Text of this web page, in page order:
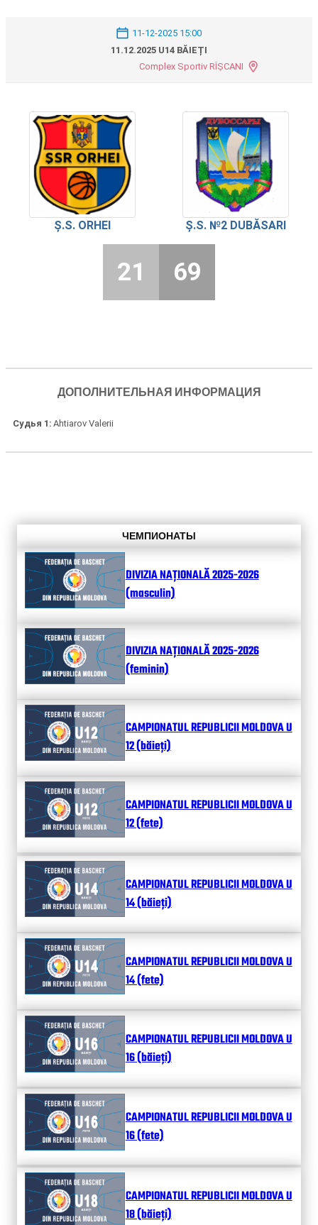
11-12-2025 15:00
11.12.2025 U14 BĂIEȚI
Complex Sportiv RÎȘCANI
Ș.S. ORHEI Ș.S. №2 DUBĂSARI
21 69
ДОПОЛНИТЕЛЬНАЯ ИНФОРМАЦИЯ
Судья 1 Ahtiarov Valerii
ЧЕМПИОНАТЫ
DIVIZIA NAȚIONALĂ 2025-2026
(masculin)
DIVIZIA NAȚIONALĂ 2025-2026
(feminin)
CAMPIONATUL REPUBLICII MOLDOVA U
12 (băieți)
CAMPIONATUL REPUBLICII MOLDOVA U
12 (fete)
CAMPIONATUL REPUBLICII MOLDOVA U
14 (băieți)
CAMPIONATUL REPUBLICII MOLDOVA U
14 (fete)
CAMPIONATUL REPUBLICII MOLDOVA U
16 (băieți)
CAMPIONATUL REPUBLICII MOLDOVA U
16 (fete)
CAMPIONATUL REPUBLICII MOLDOVA U
18 (băieți)